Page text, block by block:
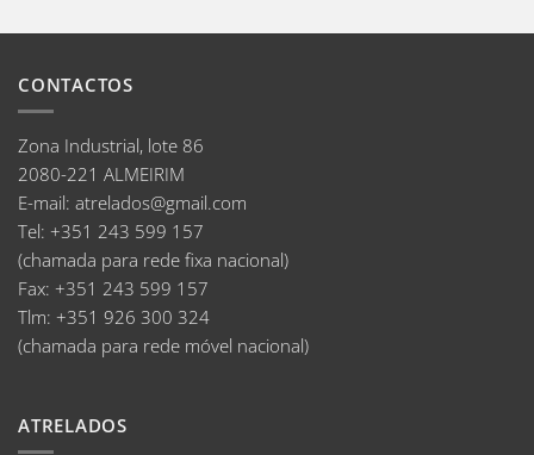
CONTACTOS
Zona Industrial, lote 86
2080-221 ALMEIRIM
E-mail: atrelados@gmail.com
Tel: +351 243 599 157
(chamada para rede fixa nacional)
Fax: +351 243 599 157
Tlm: +351 926 300 324
(chamada para rede móvel nacional)
ATRELADOS